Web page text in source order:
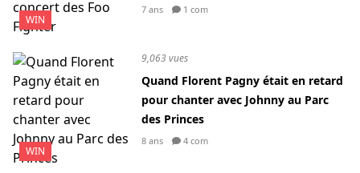
WIN
7 ans 1 com
WIN
9,063 vues
Quand Florent Pagny était en retard
pour chanter avec Johnny au Parc
des Princes
8 ans 4 com